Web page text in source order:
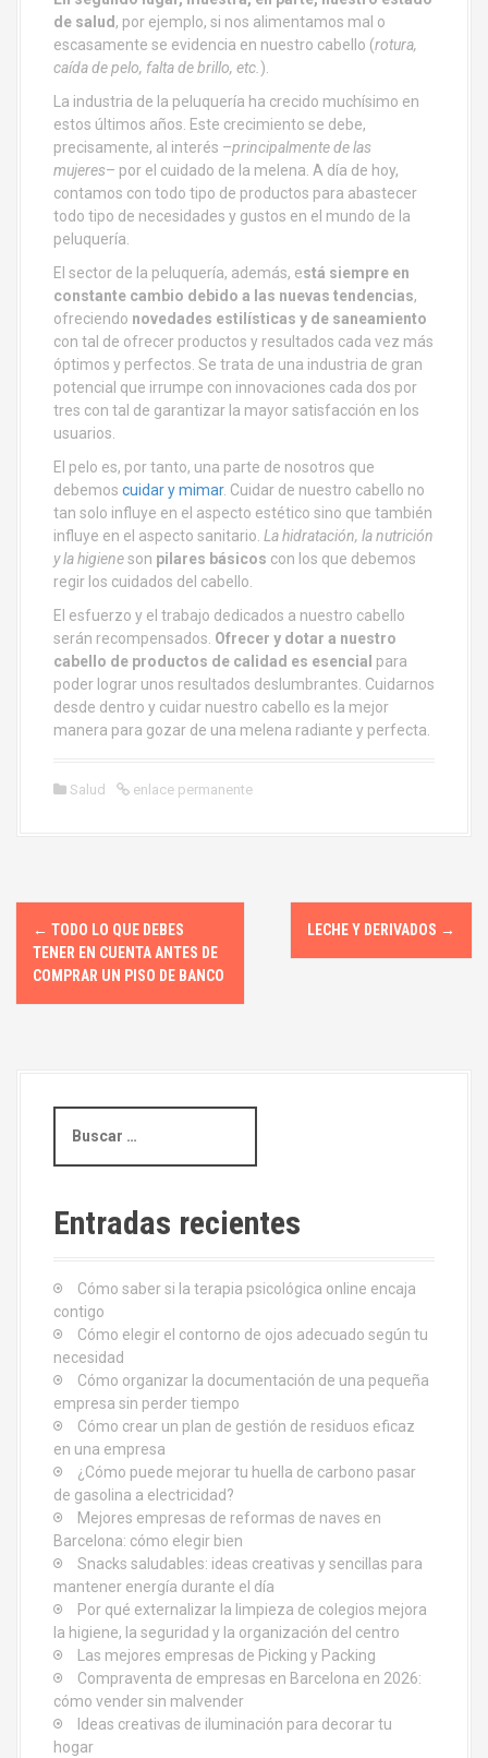
de salud , por ejemplo, si nos alimentamos mal o
escasamente se evidencia en nuestro cabello (rotura,
caída de pelo, falta de brillo, etc.).
La industria de la peluquería ha crecido muchísimo en
estos últimos años. Este crecimiento se debe,
precisamente, al interés –principalmente de las
mujeres– por el cuidado de la melena. A día de hoy,
contamos con todo tipo de productos para abastecer
todo tipo de necesidades y gustos en el mundo de la
peluquería.
El sector de la peluquería, además, está siempre en
constante cambio debido a las nuevas tendencias,
ofreciendo novedades estilísticas y de saneamiento
con tal de ofrecer productos y resultados cada vez más
óptimos y perfectos. Se trata de una industria de gran
potencial que irrumpe con innovaciones cada dos por
tres con tal de garantizar la mayor satisfacción en los
usuarios.
El pelo es, por tanto, una parte de nosotros que
debemos cuidar y mimar. Cuidar de nuestro cabello no
tan solo influye en el aspecto estético sino que también
influye en el aspecto sanitario. La hidratación, la nutrición
y la higieneson pilares básicos con los que debemos
regir los cuidados del cabello.
El esfuerzo y el trabajo dedicados a nuestro cabello
serán recompensados. Ofrecer y dotar a nuestro
cabello de productos de calidad es esencial para
poder lograr unos resultados deslumbrantes. Cuidarnos
desde dentro y cuidar nuestro cabello es la mejor
manera para gozar de una melena radiante y perfecta.
Salud enlace permanente
N
v
← TODO LO QUE DEBES
TENER EN CUENTA ANTES DE
COMPRAR UN PISO DE BANCO
LECHE Y DERIVADOS →
s
a
rEntradas recientes
Cómo saber si la terapia psicológica online encaja
contigo
Cómo elegir el contorno de ojos adecuado según tu
necesidad
Cómo organizar la documentación de una pequeña
empresa sin perder tiempo
Cómo crear un plan de gestión de residuos eficaz
en una empresa
¿Cómo puede mejorar tu huella de carbono pasar
de gasolina a electricidad?
Mejores empresas de reformas de naves en
Barcelona: cómo elegir bien
Snacks saludables: ideas creativas y sencillas para
mantener energía durante el día
Por qué externalizar la limpieza de colegios mejora
la higiene, la seguridad y la organización del centro
Las mejores empresas de Picking y Packing
Compraventa de empresas en Barcelona en 2026:
cómo vender sin malvender
Ideas creativas de iluminación para decorar tu
hogar